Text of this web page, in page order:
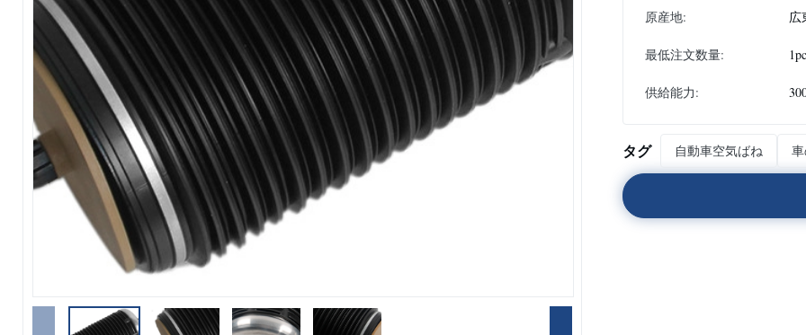
原産地: 広
最低注文数量:
供給能力:
タグ 自動車空気ばね